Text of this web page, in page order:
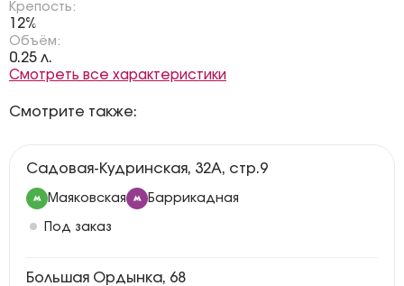
Крепость:
12%
Объём:
0.25 л.
Смотреть все характеристики
Смотрите также:
Садовая-Кудринская, 32А, стр.9
Маяковская Баррикадная
Под заказ
Большая Ордынка, 68